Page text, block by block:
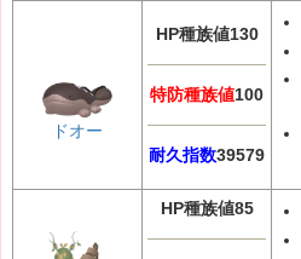
ドオー
HP種族値130
特防種族値100
耐久指数39579
HP種族値85